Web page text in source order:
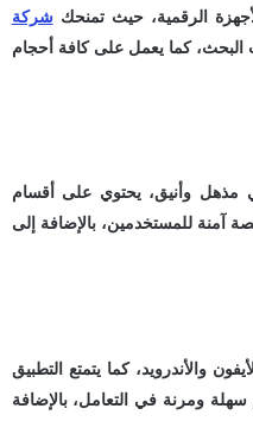
الرقمية، حيث تمنحكشركة
كما يعمل على كافة أحجام
مذهل وأنيق، يحتوي على أقسام
آمنة للمستخدمين، بالإضافة إلى
والأندرويد، كما يتمتع التطبيق
ومرنة في التعامل، بالإضافة